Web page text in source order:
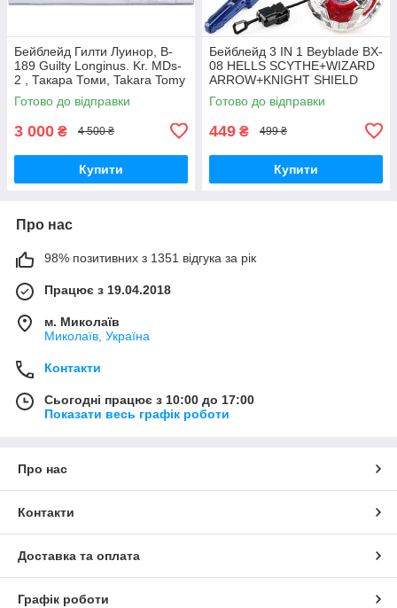
Бейблейд Гилти Луинор, B-
189 Guilty Longinus. Kr. MDs-
2 , Такара Томи, Takara Tomy
Готово до відправки
3 000 ₴ 4 500 ₴
Купити
Бейблейд 3 IN 1 Beyblade BX-
08 HELLS SCYTHE+WIZARD
ARROW+KNIGHT SHIELD
BEYBLADE X з пусковим
пристроєм
Готово до відправки
449 ₴ 499 ₴
Купити
Про нас
98% позитивних з 1351 відгука за рік
Працює з 19.04.2018
м. Миколаїв
Миколаїв, Україна
Контакти
Сьогодні працює з 10:00 до 17:00
Показати весь графік роботи
Про нас
Контакти
Доставка та оплата
Графік роботи